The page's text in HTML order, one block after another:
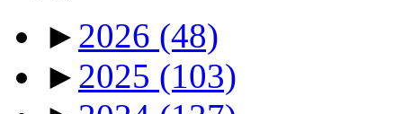
► 2026 (48)
► 2025 (103)